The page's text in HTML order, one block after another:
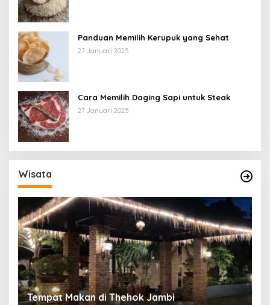
Panduan Memilih Kerupuk yang Sehat
27 Januari 2025
Cara Memilih Daging Sapi untuk Steak
27 Januari 2025
Wisata
Tempat Makan di Thehok Jambi